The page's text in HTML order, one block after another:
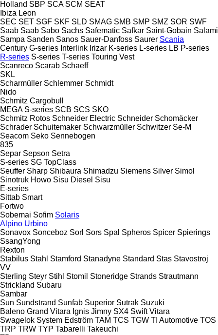
Holland SBP SCA SCM SEAT
Ibiza Leon
SEC SET SGF SKF SLD SMAG SMB SMP SMZ SOR SWF
Saab Saab Sabo Sachs Safematic Safkar Saint-Gobain Salami
Sampa Sanden Sanos Sauer-Danfoss Saurer Scania
Century G-series Interlink Irizar K-series L-series LB P-series
R-series S-series T-series Touring Vest
Scanreco Scarab Schaeff
SKL
Scharmüller Schlemmer Schmidt
Nido
Schmitz Cargobull
MEGA S-series SCB SCS SKO
Schmitz Rotos Schneider Electric Schneider Schomäcker
Schrader Schuitemaker Schwarzmüller Schwitzer Se-M
Seacom Seko Sennebogen
835
Separ Sepson Setra
S-series SG TopClass
Seuffer Sharp Shibaura Shimadzu Siemens Silver Simol
Sinotruk Howo Sisu Diesel Sisu
E-series
Sittab Smart
Fortwo
Sobemai Sofim Solaris
Alpino Urbino
Sonavox Sonceboz Sorl Sors Spal Spheros Spicer Spierings
SsangYong
Rexton
Stabilus Stahl Stamford Stanadyne Standard Stas Stavostroj
VV
Sterling Steyr Stihl Stomil Stoneridge Strands Strautmann
Strickland Subaru
Sambar
Sun Sundstrand Sunfab Superior Sutrak Suzuki
Baleno Grand Vitara Ignis Jimny SX4 Swift Vitara
Swagelok System Edström TAM TCS TGW TI Automotive TOS
TRP TRW TYP Tabarelli Takeuchi